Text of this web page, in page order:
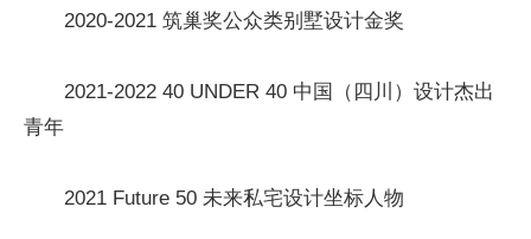
2020-2021 筑巢奖公众类别墅设计金奖
2021-2022 40 UNDER 40 中国（四川）设计杰出
青年
2021 Future 50 未来私宅设计坐标人物